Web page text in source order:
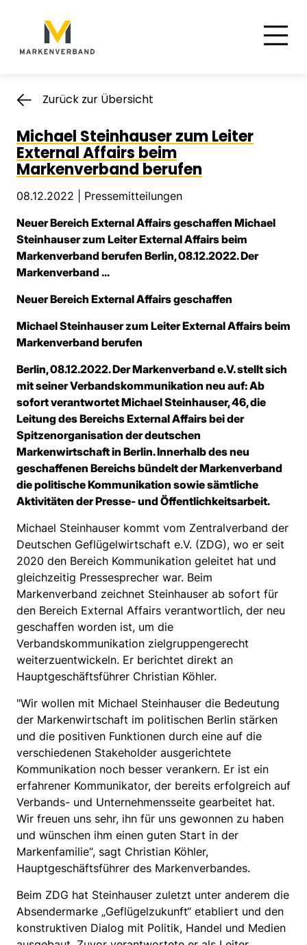
Hauptnavigation
Zurück zur Übersicht
Michael Steinhauser zum Leiter
External Affairs beim
Markenverband berufen
08.12.2022 | Pressemitteilungen
Neuer Bereich External Affairs geschaffen Michael
Steinhauser zum Leiter External Affairs beim
Markenverband berufen Berlin, 08.12.2022. Der
Markenverband ...
Neuer Bereich External Affairs geschaffen
Michael Steinhauser zum Leiter External Affairs beim
Markenverband berufen
Berlin, 08.12.2022. Der Markenverband e.V. stellt sich
mit seiner Verbandskommunikation neu auf: Ab
sofort verantwortet Michael Steinhauser, 46, die
Leitung des Bereichs External Affairs bei der
Spitzenorganisation der deutschen
Markenwirtschaft in Berlin. Innerhalb des neu
geschaffenen Bereichs bündelt der Markenverband
die politische Kommunikation sowie sämtliche
Aktivitäten der Presse- und Öffentlichkeitsarbeit.
Michael Steinhauser kommt vom Zentralverband der
Deutschen Geflügelwirtschaft e.V. (ZDG), wo er seit
2020 den Bereich Kommunikation geleitet hat und
gleichzeitig Pressesprecher war. Beim
Markenverband zeichnet Steinhauser ab sofort für
den Bereich External Affairs verantwortlich, der neu
geschaffen worden ist, um die
Verbandskommunikation zielgruppengerecht
weiterzuentwickeln. Er berichtet direkt an
Hauptgeschäftsführer Christian Köhler.
"Wir wollen mit Michael Steinhauser die Bedeutung
der Markenwirtschaft im politischen Berlin stärken
und die positiven Funktionen durch eine auf die
verschiedenen Stakeholder ausgerichtete
Kommunikation noch besser verankern. Er ist ein
erfahrener Kommunikator, der bereits erfolgreich auf
Verbands- und Unternehmensseite gearbeitet hat.
Wir freuen uns sehr, ihn für uns gewonnen zu haben
und wünschen ihm einen guten Start in der
Markenfamilie“, sagt Christian Köhler,
Hauptgeschäftsführer des Markenverbandes.
Beim ZDG hat Steinhauser zuletzt unter anderem die
Absendermarke „Geflügelzukunft“ etabliert und den
konstruktiven Dialog mit Politik, Handel und Medien